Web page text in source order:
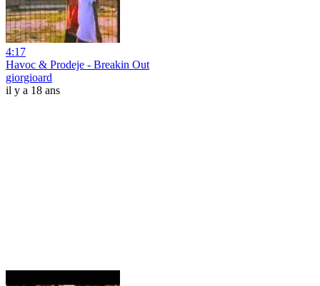
4:17
Havoc & Prodeje - Breakin Out
giorgioard
il y a 18 ans